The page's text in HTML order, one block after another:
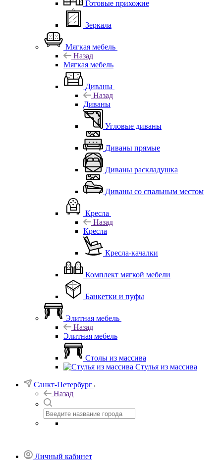
Готовые прихожие
Зеркала
Мягкая мебель
Назад
Мягкая мебель
Диваны
Назад
Диваны
Угловые диваны
Диваны прямые
Диваны раскладушка
Диваны со спальным местом
Кресла
Назад
Кресла
Кресла-качалки
Комплект мягкой мебели
Банкетки и пуфы
Элитная мебель
Назад
Элитная мебель
Столы из массива
Стулья из массива
Санкт-Петербург
Назад
Личный кабинет